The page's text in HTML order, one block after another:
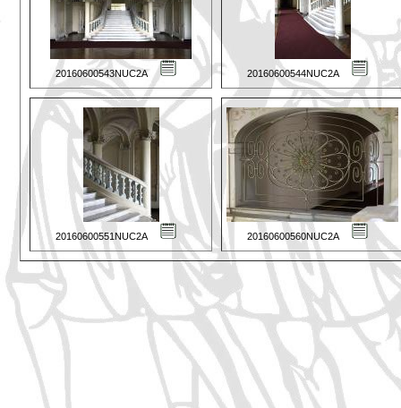
20160600543NUC2A 20160600544NUC2A
20160600551NUC2A 20160600560NUC2A